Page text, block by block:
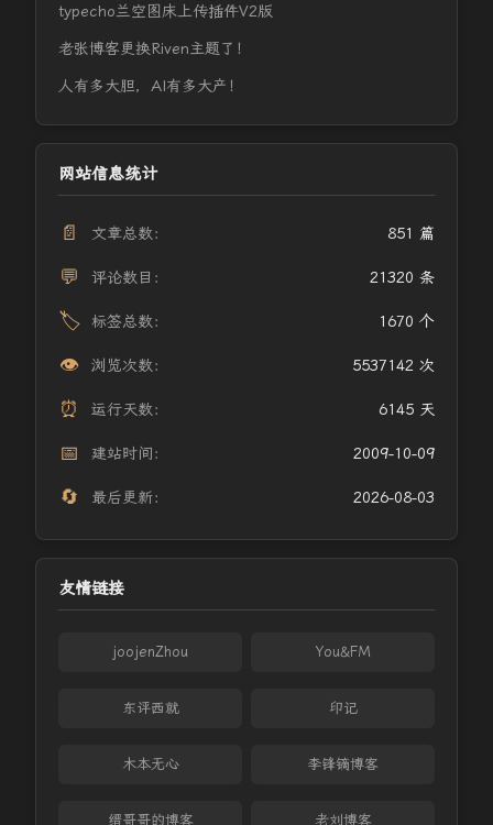
typecho兰空图床上传插件V2版
老张博客更换Riven主题了！
人有多大胆，AI有多大产！
网站信息统计
📄 文章总数： 851 篇
💬 评论数目： 21320 条
🏷️ 标签总数： 1670 个
👁️ 浏览次数： 5537142 次
⏰ 运行天数： 6145 天
📅 建站时间： 2009-10-09
🔄 最后更新： 2026-08-03
友情链接
joojenZhou You&FM
东评西就 印记
木本无心 李锋镝博客
缙哥哥的博客 老刘博客